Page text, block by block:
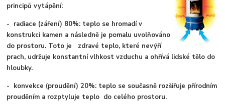
principů vytápění:
- radiace (záření) 80%: teplo se hromadí v
konstrukci kamen a následně je pomalu uvolňováno
do prostoru. Toto je zdravé teplo, které nevýří
prach, udržuje konstantní vlhkost vzduchu a ohřívá lidské tělo do
hloubky.
- konvekce (proudění) 20%: teplo se současně rozšiřuje přírodním
prouděním a rozptyluje teplo do celého prostoru.